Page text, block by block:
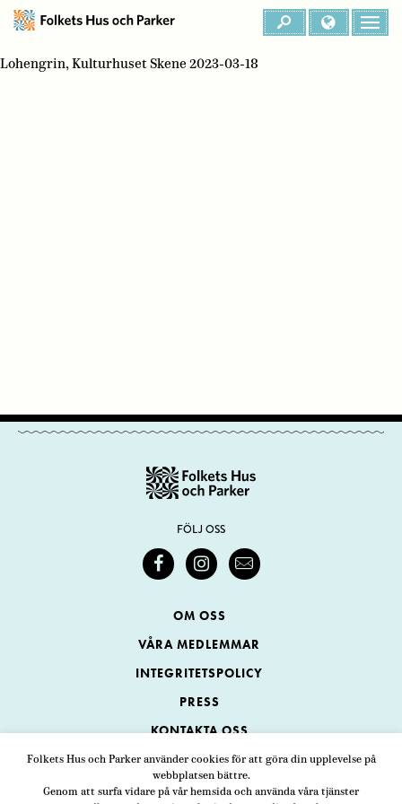
Folkets Hus och Parker använder cookies för att göra din upplevelse på
webbplatsen bättre.
Genom att surfa vidare på vår hemsida och använda våra tjänster
Lohengrin, Kulturhuset Skene 2023-03-18
FÖLJ OSS
OM OSS
VÅRA MEDLEMMAR
INTEGRITETSPOLICY
PRESS
KONTAKTA OSS
Folkets Hus och Parker